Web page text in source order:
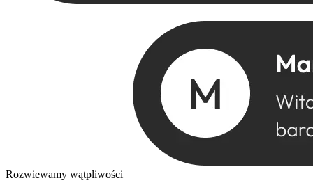
Rozwiewamy wątpliwości